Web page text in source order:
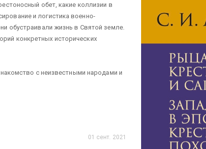
обет, какие коллизии в
и логистика военно-
обустраивали жизнь в Святой земле.
конкретных исторических
с неизвестными народами и
01 сент. 2021